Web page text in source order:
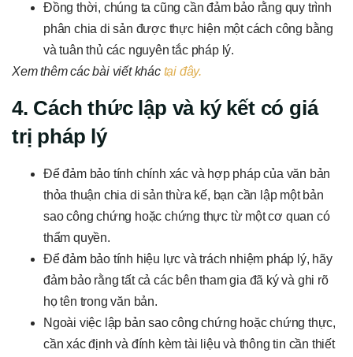
Đồng thời, chúng ta cũng cần đảm bảo rằng quy trình
phân chia di sản được thực hiện một cách công bằng
và tuân thủ các nguyên tắc pháp lý.
Xem thêm các bài viết khác tại đây.
4. Cách thức lập và ký kết có giá
trị pháp lý
Để đảm bảo tính chính xác và hợp pháp của văn bản
thỏa thuận chia di sản thừa kế, bạn cần lập một bản
sao công chứng hoặc chứng thực từ một cơ quan có
thẩm quyền.
Để đảm bảo tính hiệu lực và trách nhiệm pháp lý, hãy
đảm bảo rằng tất cả các bên tham gia đã ký và ghi rõ
họ tên trong văn bản.
Ngoài việc lập bản sao công chứng hoặc chứng thực,
cần xác định và đính kèm tài liệu và thông tin cần thiết